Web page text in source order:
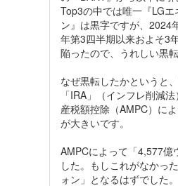
Top3の中では唯一『LG
ン』は黒字ですが、2024
年第3四半期以来およそ3
陥ったので、うれしい黒転
なぜ黒転したかというと
「IRA」（インフレ削減
産税額控除（AMPC）に
が大きいです。
AMPCによって「4,577億
した。もしこれがなかっ
ォン」となるはずでした。